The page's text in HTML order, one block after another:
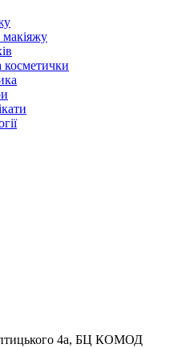
макіяжу
косметички
4а, БЦ КОМОД